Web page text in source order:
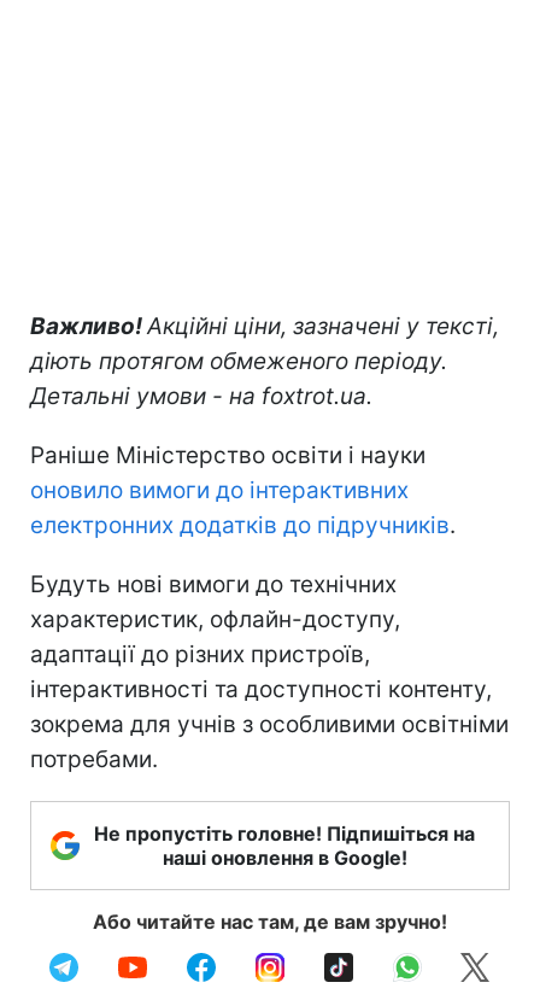
Важливо!Акційні ціни, зазначені у тексті,
діють протягом обмеженого періоду.
Детальні умови - на foxtrot.ua.
Раніше Міністерство освіти і науки
оновило вимоги до інтерактивних
електронних додатків до підручників.
Будуть нові вимоги до технічних
характеристик, офлайн-доступу,
адаптації до різних пристроїв,
інтерактивності та доступності контенту,
зокрема для учнів з особливими освітніми
потребами.
Не пропустіть головне! Підпишіться на
наші оновлення в Google!
Або читайте нас там, де вам зручно!